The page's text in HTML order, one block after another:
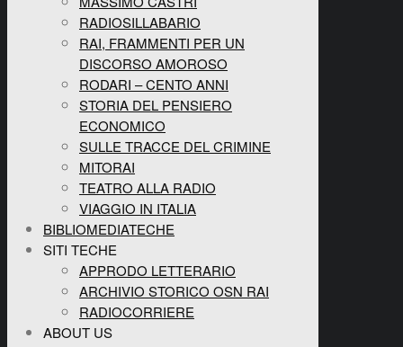
RADIOSILLABARIO
RAI, FRAMMENTI PER UN
DISCORSO AMOROSO
RODARI – CENTO ANNI
STORIA DEL PENSIERO
ECONOMICO
SULLE TRACCE DEL CRIMINE
MITORAI
TEATRO ALLA RADIO
VIAGGIO IN ITALIA
BIBLIOMEDIATECHE
SITI TECHE
APPRODO LETTERARIO
ARCHIVIO STORICO OSN RAI
RADIOCORRIERE
ABOUT US